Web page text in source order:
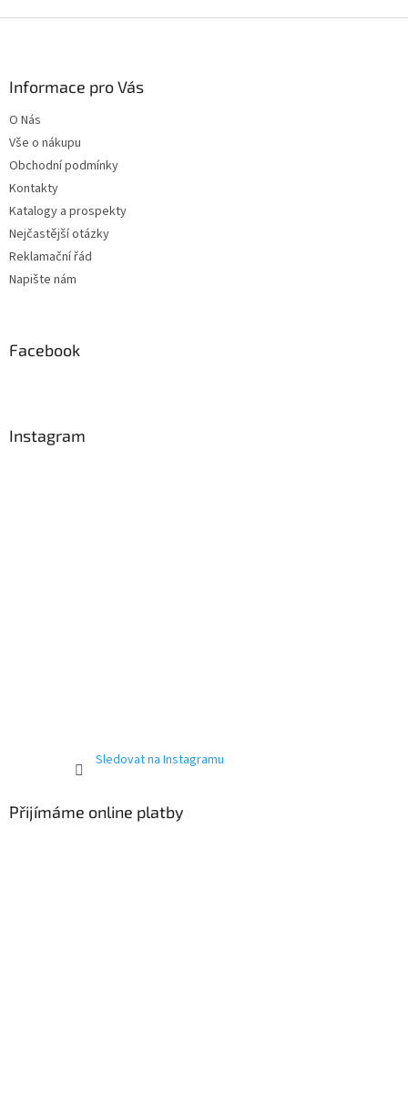
Informace pro Vás
O Nás
Vše o nákupu
Obchodní podmínky
Kontakty
Katalogy a prospekty
Nejčastější otázky
Reklamační řád
Napište nám
Facebook
Instagram
Sledovat na Instagramu
Přijímáme online platby